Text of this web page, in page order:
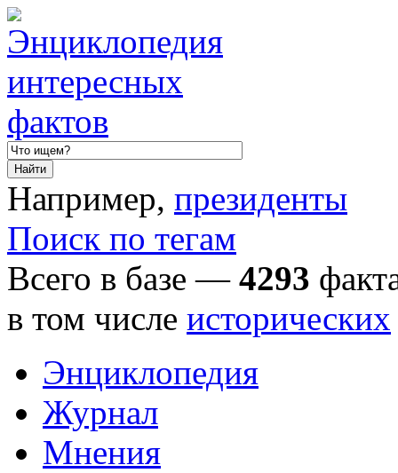
Например, президенты
Поиск по тегам
Всего в базе — 4293
в том числе исторических
Энциклопедия
Журнал
Мнения